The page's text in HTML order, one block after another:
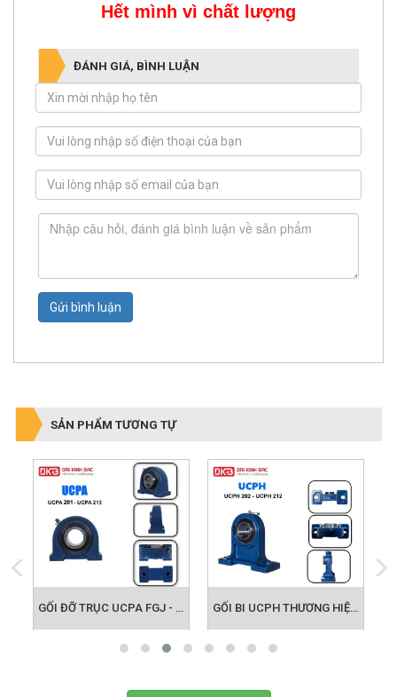
Hết mình vì chất lượng
ĐÁNH GIÁ, BÌNH LUẬN
Gửi bình luận
SẢN PHẨM TƯƠNG TỰ
GỐI ĐỠ TRỤC UCPA FGJ - GỐI ĐỠ VÒNG BI CÔNG NGHIỆP GỐI BI UCPH THƯƠNG HIỆU FGJ CHÍNH HÃNG